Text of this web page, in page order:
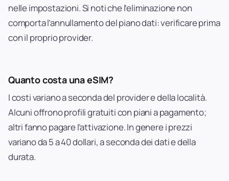
nelle impostazioni. Si noti che l’eliminazione non
comporta l’annullamento del piano dati: verificare prima
con il proprio provider.
Quanto costa una eSIM?
I costi variano a seconda del provider e della località.
Alcuni offrono profili gratuiti con piani a pagamento;
altri fanno pagare l’attivazione. In genere i prezzi
variano da 5 a 40 dollari, a seconda dei dati e della
durata.